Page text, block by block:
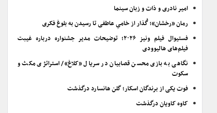
امیر نادری و ذات و زبان سینما
رمان «رخشان»؛ گُذار از خامیِ عاطفی تا رسیدن به بلوغ فکری
فستیوال فیلم ونیز ۲۰۲۶؛ توضیحات مدیر جشنواره درباره غیبت
فیلم‌های هالیوودی
نگاهی به بازی محسن قصابیان در سریال «کلاغ»/ استراتژی مکث و
سکوت
فوت یکی از برندگان اسکار؛ گلن هانسارد درگذشت
کاوه کاویان درگذشت